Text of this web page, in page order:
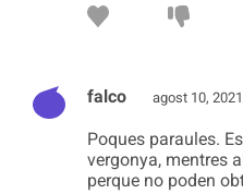
falco agost 10,
Poques paraules.
vergonya, mentres
perque no poden